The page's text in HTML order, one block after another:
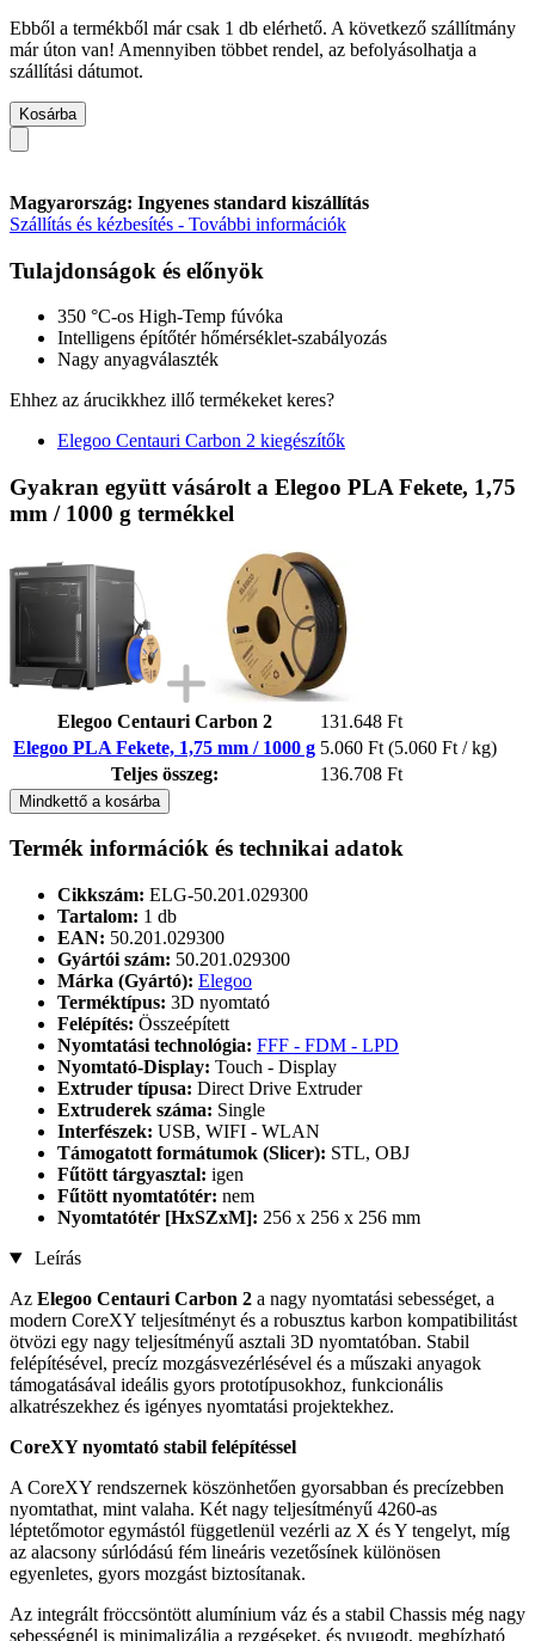
Ebből a termékből már csak 1 db elérhető. A következő szállítmány
már úton van! Amennyiben többet rendel, az befolyásolhatja a
szállítási dátumot.
Kosárba
Magyarország: Ingyenes standard kiszállítás
Szállítás és kézbesítés - További információk
Tulajdonságok és előnyök
350 °C-os High-Temp fúvóka
Intelligens építőtér hőmérséklet-szabályozás
Nagy anyagválaszték
Ehhez az árucikkhez illő termékeket keres?
Elegoo Centauri Carbon 2 kiegészítők
Gyakran együtt vásárolt a Elegoo PLA Fekete, 1,75
mm / 1000 g termékkel
Elegoo Centauri Carbon 2
131.648 Ft
Elegoo PLA Fekete, 1,75 mm / 1000 g 5.060 Ft (5.060 Ft / kg)
Teljes összeg:
136.708 Ft
Mindkettő a kosárba
Termék információk és technikai adatok
Cikkszám: ELG-50.201.029300
Tartalom: 1 db
EAN: 50.201.029300
Gyártói szám: 50.201.029300
Márka (Gyártó): Elegoo
Terméktípus: 3D nyomtató
Felépítés: Összeépített
Nyomtatási technológia: FFF - FDM - LPD
Nyomtató-Display: Touch - Display
Extruder típusa: Direct Drive Extruder
Extruderek száma: Single
Interfészek: USB, WIFI - WLAN
Támogatott formátumok (Slicer): STL, OBJ
Fűtött tárgyasztal: igen
Fűtött nyomtatótér: nem
Nyomtatótér [HxSZxM]: 256 x 256 x 256 mm
Leírás
Az Elegoo Centauri Carbon 2 a nagy nyomtatási sebességet, a
modern CoreXY teljesítményt és a robusztus karbon kompatibilitást
ötvözi egy nagy teljesítményű asztali 3D nyomtatóban. Stabil
felépítésével, precíz mozgásvezérlésével és a műszaki anyagok
támogatásával ideális gyors prototípusokhoz, funkcionális
alkatrészekhez és igényes nyomtatási projektekhez.
CoreXY nyomtató stabil felépítéssel
A CoreXY rendszernek köszönhetően gyorsabban és precízebben
nyomtathat, mint valaha. Két nagy teljesítményű 4260-as
léptetőmotor egymástól függetlenül vezérli az X és Y tengelyt, míg
az alacsony súrlódású fém lineáris vezetősínek különösen
egyenletes, gyors mozgást biztosítanak.
Az integrált fröccsöntött alumínium váz és a stabil Chassis még nagy
sebességnél is minimalizálja a rezgéseket, és nyugodt, megbízható